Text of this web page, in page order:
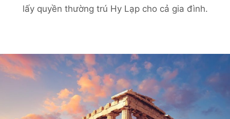
lấy quyền thường trú Hy Lạp cho cả gia đình.